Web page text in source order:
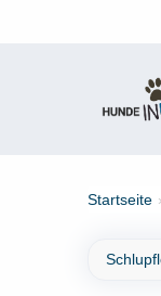
Startseite